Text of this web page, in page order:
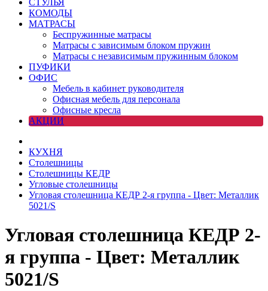
СТУЛЬЯ
КОМОДЫ
МАТРАСЫ
Беспружинные матрасы
Матрасы с зависимым блоком пружин
Матрасы с независимым пружинным блоком
ПУФИКИ
ОФИС
Мебель в кабинет руководителя
Офисная мебель для персонала
Офисные кресла
АКЦИИ
КУХНЯ
Столешницы
Столешницы КЕДР
Угловые столешницы
Угловая столешница КЕДР 2-я группа - Цвет: Металлик
5021/S
Угловая столешница КЕДР 2-
я группа - Цвет: Металлик
5021/S